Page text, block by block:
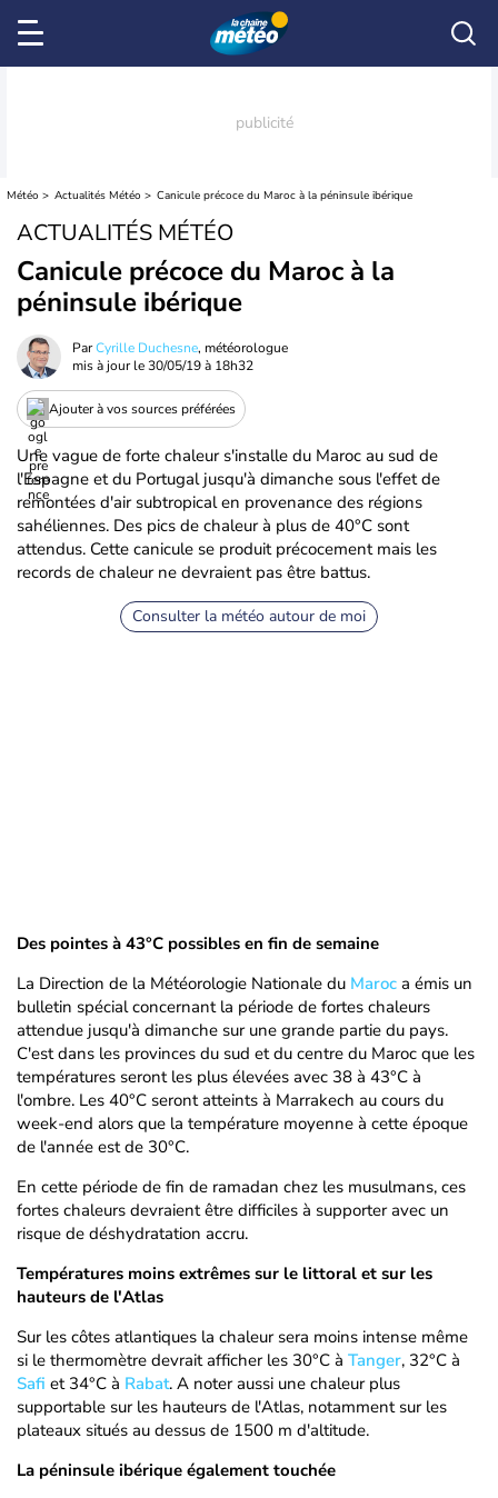
Météo Actualités Météo Canicule précoce du Maroc à la péninsule ibérique
ACTUALITÉS MÉTÉO
Canicule précoce du Maroc à la
péninsule ibérique
ParCyrille Duchesne, météorologue
mis à jour le30/05/19 à 18h32
Ajouter à vos sources préférées
Une vague de forte chaleur s'installe du Maroc au sud de
l'Espagne et du Portugal jusqu'à dimanche sous l'effet de
remontées d'air subtropical en provenance des régions
sahéliennes. Des pics de chaleur à plus de 40°C sont
attendus. Cette canicule se produit précocement mais les
records de chaleur ne devraient pas être battus.
Consulter la météo autour de moi
Des pointes à 43°C possibles en fin de semaine
La Direction de la Météorologie Nationale du Maroc a émis un
bulletin spécial concernant la période de fortes chaleurs
attendue jusqu'à dimanche sur une grande partie du pays.
C'est dans les provinces du sud et du centre du Maroc que les
températures seront les plus élevées avec 38 à 43°C à
l'ombre. Les 40°C seront atteints à Marrakech au cours du
week-end alors que la température moyenne à cette époque
de l'année est de 30°C.
En cette période de fin de ramadan chez les musulmans, ces
fortes chaleurs devraient être difficiles à supporter avec un
risque de déshydratation accru.
Températures moins extrêmes sur le littoral et sur les
hauteurs de l'Atlas
Sur les côtes atlantiques la chaleur sera moins intense même
si le thermomètre devrait afficher les 30°C à Tanger, 32°C à
Safi et 34°C à Rabat. A noter aussi une chaleur plus
supportable sur les hauteurs de l'Atlas, notamment sur les
plateaux situés au dessus de 1500 m d'altitude.
La péninsule ibérique également touchée